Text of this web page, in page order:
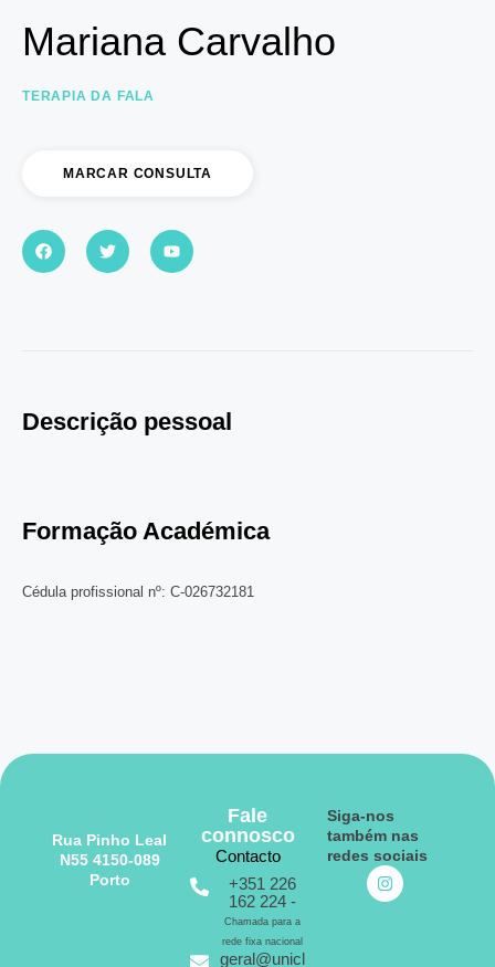
Mariana Carvalho
TERAPIA DA FALA
MARCAR CONSULTA
Descrição pessoal
Formação Académica
Cédula profissional nº: C-026732181
Rua Pinho Leal
N55 4150-089
Porto
Fale
connosco
Contacto
+351 226
162 224 -
Chamada para a
rede fixa nacional
geral@unicl
Siga-nos
também nas
redes sociais